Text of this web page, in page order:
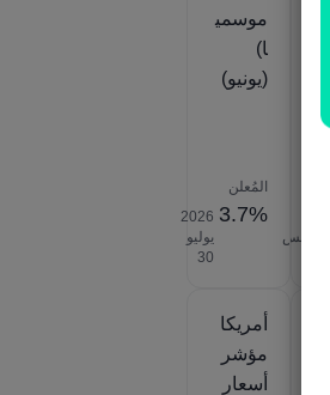
أغسطس
موسمي
ا)
(يونيو)
المُعلن
3.7%
2026‎
يوليو
‎30
أمريكا
مؤشر
أسعار